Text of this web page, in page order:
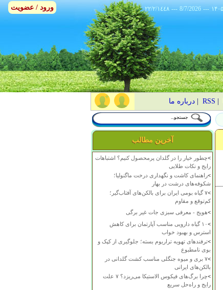
٢٢/٢/١٤٤٨ --- 8/7/2026 ---
RSS
|درباره ما
آخرین مطالب
>چطور خیار را در گلدان پرمحصول کنیم؟ اشتباهات
رایج و نکات طلایی
>راهنمای کاشت و نگهداری درخت ماگنولیا؛
شکوفه‌های درشت در بهار
>
۷ گیاه بومی ایران برای بالکن‌های آفتاب‌گیر؛
کم‌توقع و مقاوم
>هویج - معرفی سبزی جات غیر برگی
>
۱۰ گیاه دارویی مناسب آپارتمان برای کاهش
استرس و بهبود خواب
>ترفندهای تهویه تراریوم بسته؛ جلوگیری از کپک و
بوی نامطبوع
>
۷ بری و میوه جنگلی مناسب کشت گلدانی در
بالکن‌های ایرانی
>
چرا برگ‌های فیکوس الاستیکا می‌ریزد؟ ۷ علت
رایج و راه‌حل سریع
ورود / عضویت